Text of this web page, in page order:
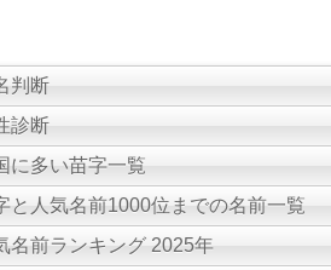
判断
診断
に多い苗字一覧
と人気名前1000位までの名前一覧
名前ランキング 2025年